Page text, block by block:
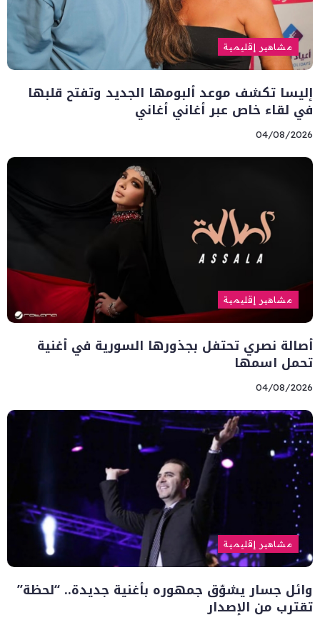
مشاهير إقليمية
إليسا تكشف موعد ألبومها الجديد وتفتح قلبها
في لقاء خاص عبر أغاني أغاني
04/08/2026
مشاهير إقليمية
أصالة نصري تحتفل بجذورها السورية في أغنية
تحمل اسمها
04/08/2026
مشاهير إقليمية
وائل جسار يشوّق جمهوره بأغنية جديدة.. “لحظة”
تقترب من الإصدار